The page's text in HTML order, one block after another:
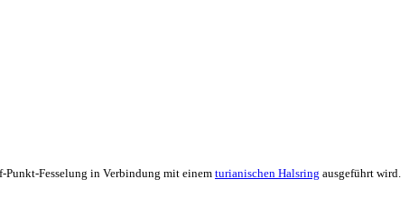
Punkt-Fesselung in Verbindung mit einemturianischen Halsring ausgeführt wird.